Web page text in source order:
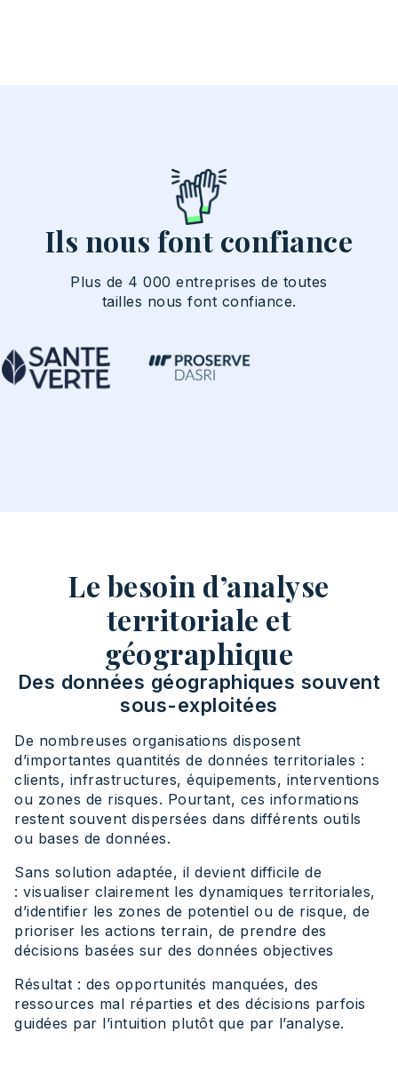
Ils nous font confiance
Plus de 4 000 entreprises de toutes
tailles nous font confiance.
Le besoin d’analyse
territoriale et
géographique
Des données géographiques souvent
sous-exploitées
De nombreuses organisations disposent
d’importantes quantités de données territoriales :
clients, infrastructures, équipements, interventions
ou zones de risques. Pourtant, ces informations
restent souvent dispersées dans différents outils
ou bases de données.
Sans solution adaptée, il devient difficile de
: visualiser clairement les dynamiques territoriales,
d’identifier les zones de potentiel ou de risque, de
prioriser les actions terrain, de prendre des
décisions basées sur des données objectives
Résultat : des opportunités manquées, des
ressources mal réparties et des décisions parfois
guidées par l’intuition plutôt que par l’analyse.